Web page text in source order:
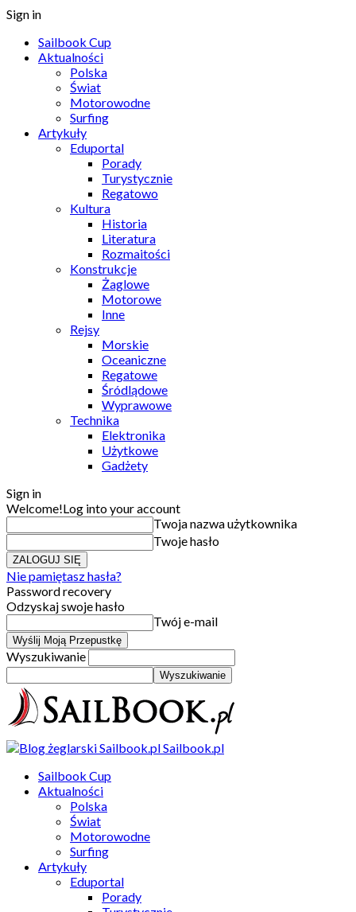
Sign in
Sailbook Cup
Aktualności
Polska
Świat
Motorowodne
Surfing
Artykuły
Eduportal
Porady
Turystycznie
Regatowo
Kultura
Historia
Literatura
Rozmaitości
Konstrukcje
Żaglowe
Motorowe
Inne
Rejsy
Morskie
Oceaniczne
Regatowe
Śródlądowe
Wyprawowe
Technika
Elektronika
Użytkowe
Gadżety
Sign in
Welcome!Log into your account
Twoja nazwa użytkownika
Twoje hasło
Nie pamiętasz hasła?
Password recovery
Odzyskaj swoje hasło
Twój e-mail
Wyszukiwanie
Sailbook.pl
Sailbook Cup
Aktualności
Polska
Świat
Motorowodne
Surfing
Artykuły
Eduportal
Porady